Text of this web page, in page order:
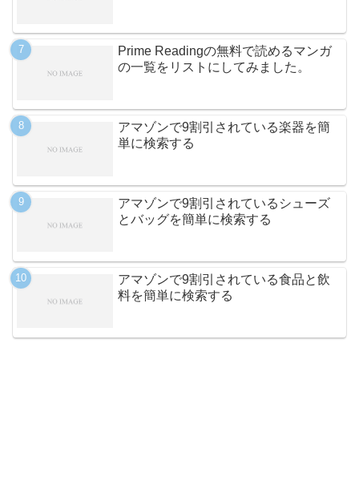
Prime Readingの無料で読めるマンガ
の一覧をリストにしてみました。
アマゾンで9割引されている楽器を簡
単に検索する
アマゾンで9割引されているシューズ
とバッグを簡単に検索する
アマゾンで9割引されている食品と飲
料を簡単に検索する